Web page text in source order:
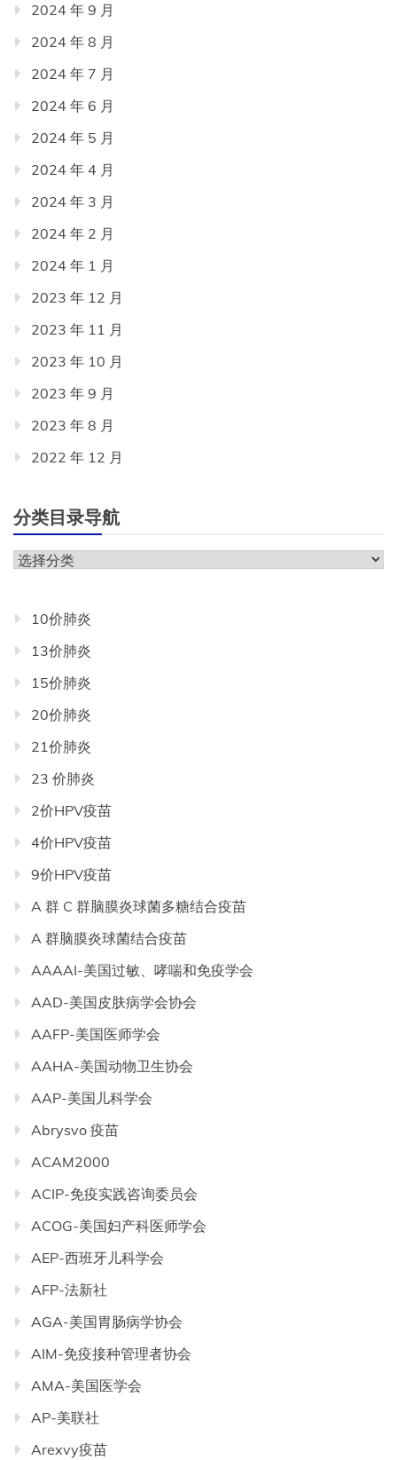
2024 年 9 月
2024 年 8 月
2024 年 7 月
2024 年 6 月
2024 年 5 月
2024 年 4 月
2024 年 3 月
2024 年 2 月
2024 年 1 月
2023 年 12 月
2023 年 11 月
2023 年 10 月
2023 年 9 月
2023 年 8 月
2022 年 12 月
分类目录导航
分
导
航
10价肺炎
13价肺炎
15价肺炎
20价肺炎
21价肺炎
23 价肺炎
2价HPV疫苗
4价HPV疫苗
9价HPV疫苗
A 群 C 群脑膜炎球菌多糖结合疫苗
A 群脑膜炎球菌结合疫苗
AAAAI-美国过敏、哮喘和免疫学会
AAD-美国皮肤病学会协会
AAFP-美国医师学会
AAHA-美国动物卫生协会
AAP-美国儿科学会
Abrysvo 疫苗
ACAM2000
ACIP-免疫实践咨询委员会
ACOG-美国妇产科医师学会
AEP-西班牙儿科学会
AFP-法新社
AGA-美国胃肠病学协会
AIM-免疫接种管理者协会
AMA-美国医学会
AP-美联社
Arexvy疫苗